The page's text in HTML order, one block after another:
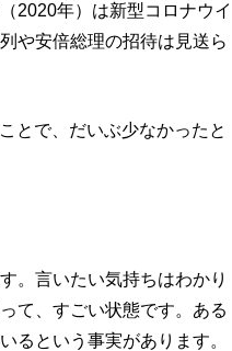
2020年）は新型コロナウイ
や安倍総理の招待は見送ら
とで、だいぶ少なかったと
。言いたい気持ちはわかり
て、すごい状態です。ある
るという事実があります。